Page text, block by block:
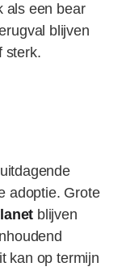
als een bear
blijven
sterk.
adoptie. Grote
blijven
kan op termijn